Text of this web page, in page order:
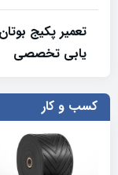
تعمیر پکیج
یابی تخصصی
کسب و کار